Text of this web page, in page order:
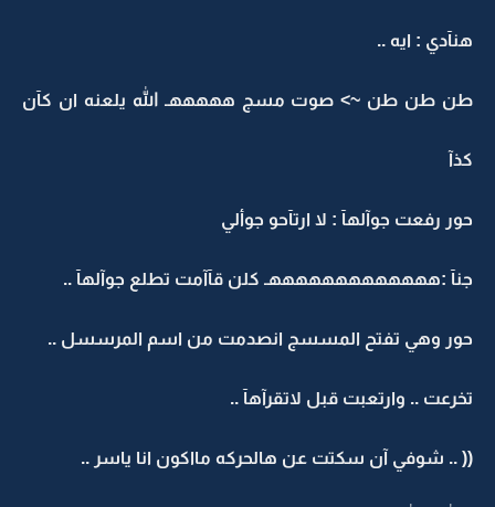
هنآدي : ايه ..
طن طن طن ~> صوت مسج هههههـ الله يلعنه ان كآن
كذآ
حور رفعت جوآلهآ : لا ارتآحو جوألي
جنآ :هههههههههههههـ كلن قآآمت تطلع جوآلهآ ..
حور وهي تفتح المسسج انصدمت من اسم المرسسل ..
تخرعت .. وارتعبت قبل لاتقرآهآ ..
(( .. شوفي آن سكتت عن هالحركه مااكون انا ياسر ..